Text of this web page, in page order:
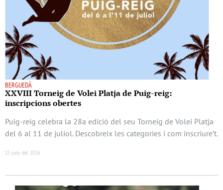
BERGUEDÀ
XXVIII Torneig de Volei Platja de Puig-reig:
inscripcions obertes
Puig-reig celebra la 28a edició del seu Torneig de Volei Platja
del 6 al 11 de juliol. Descobreix les categories i com inscriure’t.
15 juny del 2026